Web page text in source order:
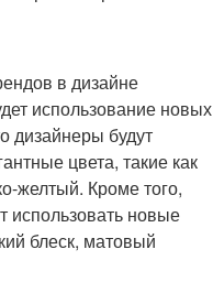
в дизайне
использование новых
дизайнеры будут
цвета, такие как
желтый. Кроме того,
использовать новые
блеск, матовый